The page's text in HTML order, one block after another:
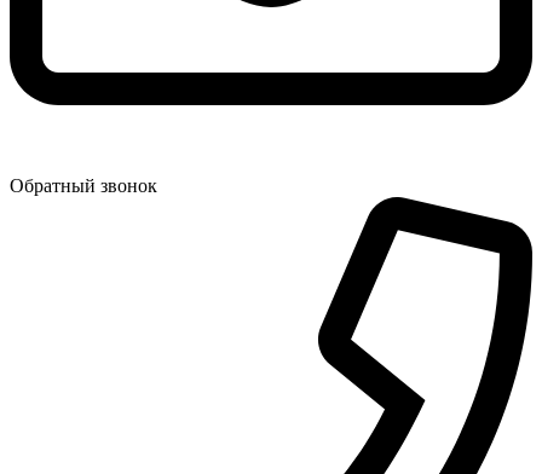
Обратный звонок